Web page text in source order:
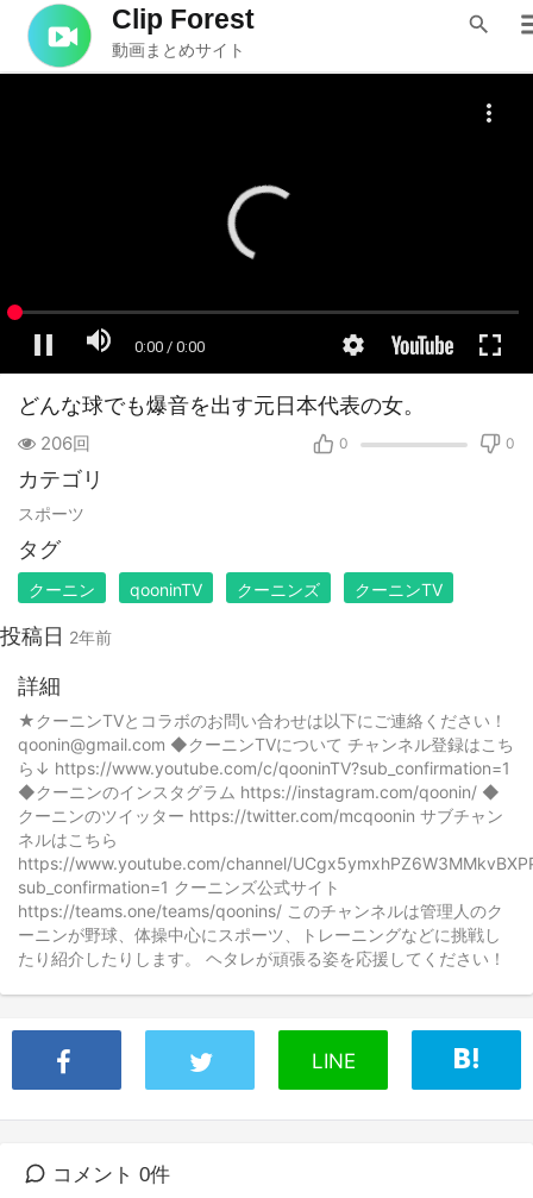
Clip Forest
動画まとめサイト
どんな球でも爆音を出す元日本代表の女。
0 0
206回
カテゴリ
スポーツ
タグ
クーニン qooninTV クーニンズ クーニンTV
投稿日 2年前
詳細
★クーニンTVとコラボのお問い合わせは以下にご連絡ください！
qoonin@gmail.com ◆クーニンTVについて チャンネル登録はこち
ら↓ https://www.youtube.com/c/qooninTV?sub_confirmation=1
◆クーニンのインスタグラム https://instagram.com/qoonin/ ◆
クーニンのツイッター https://twitter.com/mcqoonin サブチャン
ネルはこちら
https://www.youtube.com/channel/
sub_confirmation=1 クーニンズ公式サイト
https://teams.one/teams/qoonins/ このチャンネルは管理人のク
ーニンが野球、体操中心にスポーツ、トレーニングなどに挑戦し
たり紹介したりします。 ヘタレが頑張る姿を応援してください！
LINE
コメント 0件